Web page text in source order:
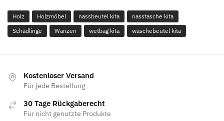
Holz Holzmöbel nassbeutel kita
nasstasche kita
Schädlinge
Wanzen wetbag kita wäschebeutel kita
Kostenloser Versand
Für jede Bestellung
30 Tage Rückgaberecht
Für nicht genutzte Produkte